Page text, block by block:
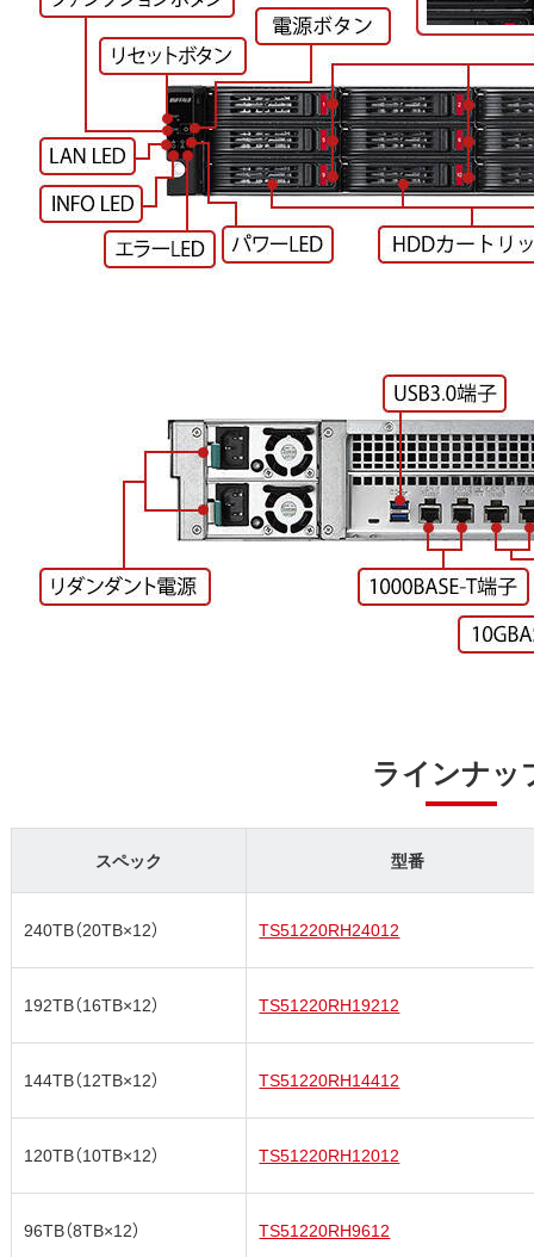
ラインナッ
スペック 型番
240TB（20TB×12） TS51220RH24012
192TB（16TB×12） TS51220RH19212
144TB（12TB×12） TS51220RH14412
120TB（10TB×12） TS51220RH12012
96TB（8TB×12） TS51220RH9612